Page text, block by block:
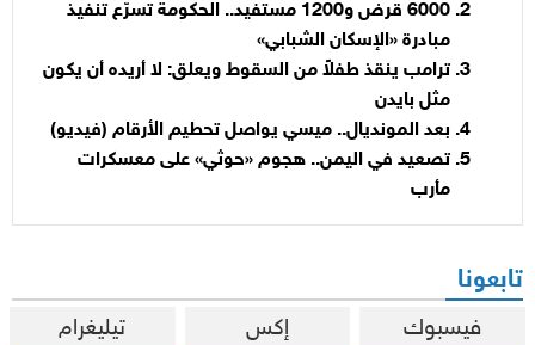
6000 قرض و1200 مستفيد.. الحكومة تسرّع تنفيذ
مبادرة «الإسكان الشبابي»
ترامب ينقذ طفلاً من السقوط ويعلق: لا أريده أن يكون
مثل بايدن
بعد المونديال.. ميسي يواصل تحطيم الأرقام (فيديو)
تصعيد في اليمن.. هجوم «حوثي» على معسكرات
مأرب
تابعونا
فيسبوك إكس تيليغرام